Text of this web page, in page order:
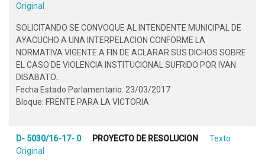
Original
SOLICITANDO SE CONVOQUE AL INTENDENTE MUNICIPAL DE
AYACUCHO A UNA INTERPELACION CONFORME LA
NORMATIVA VIGENTE A FIN DE ACLARAR SUS DICHOS SOBRE
EL CASO DE VIOLENCIA INSTITUCIONAL SUFRIDO POR IVAN
DISABATO..
Fecha Estado Parlamentario: 23/03/2017
Bloque: FRENTE PARA LA VICTORIA
D- 5030/16-17- 0 PROYECTO DE RESOLUCION
Texto
Original